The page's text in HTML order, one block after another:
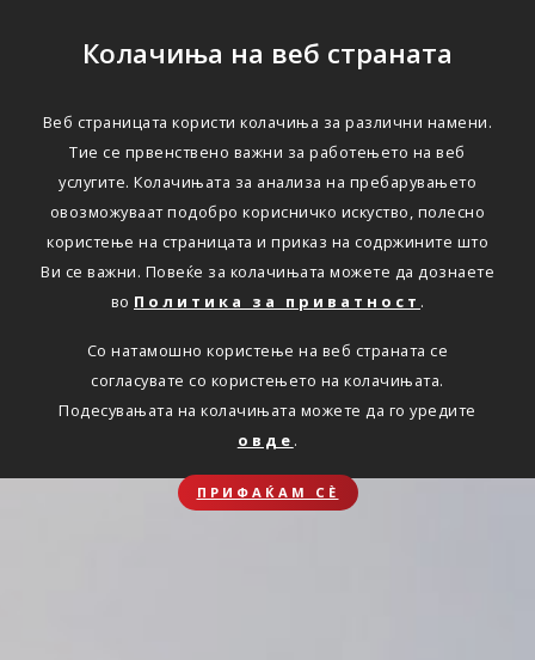
Колачиња на веб страната
Веб страницата користи колачиња за различни намени.
Тие се првенствено важни за работењето на веб
услугите. Колачињата за анализа на пребарувањето
овозможуваат подобро корисничко искуство, полесно
користење на страницата и приказ на содржините што
Ви се важни. Повеќе за колачињата можете да дознаете
во Политика за приватност .
Со натамошно користење на веб страната се
согласувате со користењето на колачињата.
Подесувањата на колачињата можете да го уредите
овде .
ПРИФАЌАМ СЀ